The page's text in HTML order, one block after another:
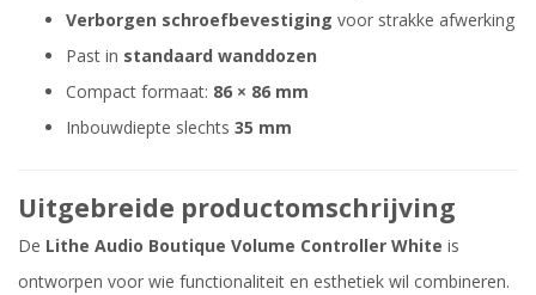
Verborgen schroefbevestiging voor strakke afwerking
Past in standaard wanddozen
Compact formaat: 86 × 86 mm
Inbouwdiepte slechts 35 mm
Uitgebreide productomschrijving
De Lithe Audio Boutique Volume Controller White is
ontworpen voor wie functionaliteit en esthetiek wil combineren.